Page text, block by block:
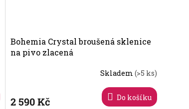
Bohemia Crystal broušená sklenice
na pivo zlacená
Skladem(>5 ks)
2 590 Kč Do košíku